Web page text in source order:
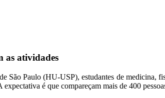
as atividades
São Paulo (HU-USP), estudantes de medicina,
é que compareçam mais de 400